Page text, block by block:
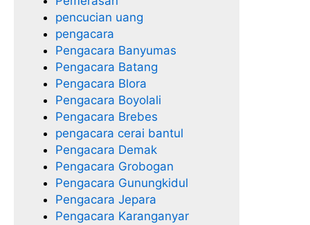
pencucian uang
pengacara
Pengacara Banyumas
Pengacara Batang
Pengacara Blora
Pengacara Boyolali
Pengacara Brebes
pengacara cerai bantul
Pengacara Demak
Pengacara Grobogan
Pengacara Gunungkidul
Pengacara Jepara
Pengacara Karanganyar